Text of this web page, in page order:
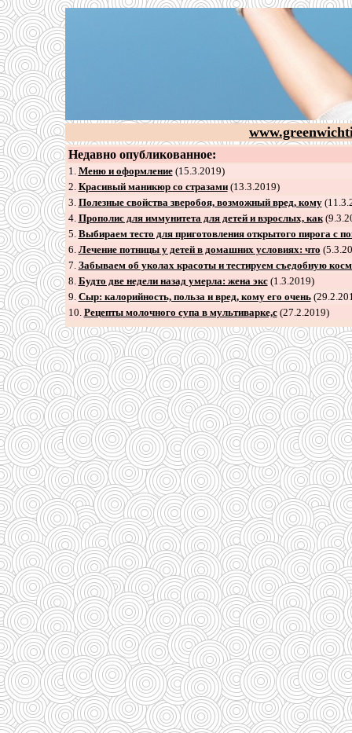
Недавно опубликованное:
1. Меню и оформление(15.3.2019)
2. Красивый маникюр со стразами(13.3.2019)
3. Полезные свойства зверобоя, возможный вред, кому
4. Прополис для иммунитета для детей и взрослых, как
5. Выбираем тесто для приготовления открытого пирога с
6. Лечение потницы у детей в домашних условиях: что
7. Забываем об уколах красоты и тестируем съедобную
8. Будто две недели назад умерла: жена экс(1.3.2019)
9. Сыр: калорийность, польза и вред, кому его очень
10. Рецепты молочного супа в мультиварке,с(27.2.2019)